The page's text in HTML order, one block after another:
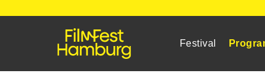
Festival